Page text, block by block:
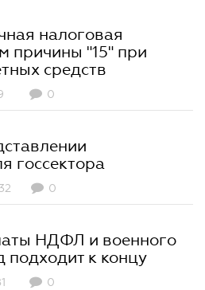
налоговая
причины "15" при
средств
0
госсектора
0
НДФЛ и военного
подходит к концу
0